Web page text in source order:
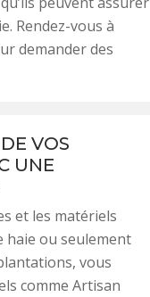
Rendez-vous à
demander des
VOS
UNE
et les matériels
haie ou seulement
vous
comme Artisan